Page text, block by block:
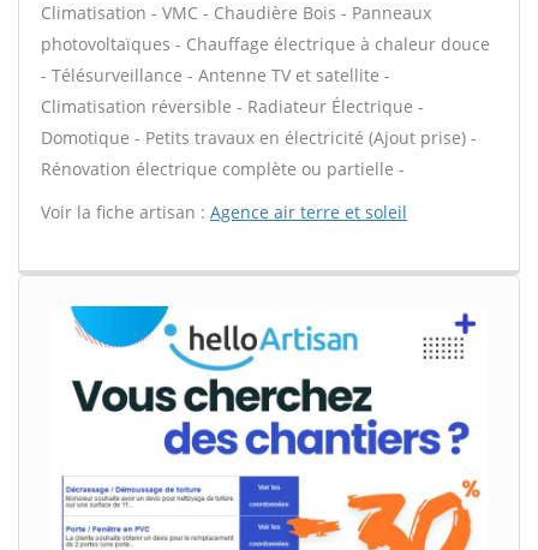
Climatisation - VMC - Chaudière Bois - Panneaux
photovoltaïques - Chauffage électrique à chaleur douce
- Télésurveillance - Antenne TV et satellite -
Climatisation réversible - Radiateur Électrique -
Domotique - Petits travaux en électricité (Ajout prise) -
Rénovation électrique complète ou partielle -
Voir la fiche artisan : Agence air terre et soleil